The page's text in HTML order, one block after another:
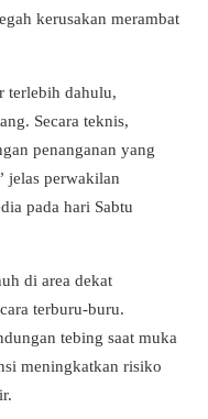
kerusakan merambat
terlebih dahulu,
Secara teknis,
penanganan yang
jelas perwakilan
pada hari Sabtu
di area dekat
terburu-buru.
tebing saat muka
meningkatkan risiko